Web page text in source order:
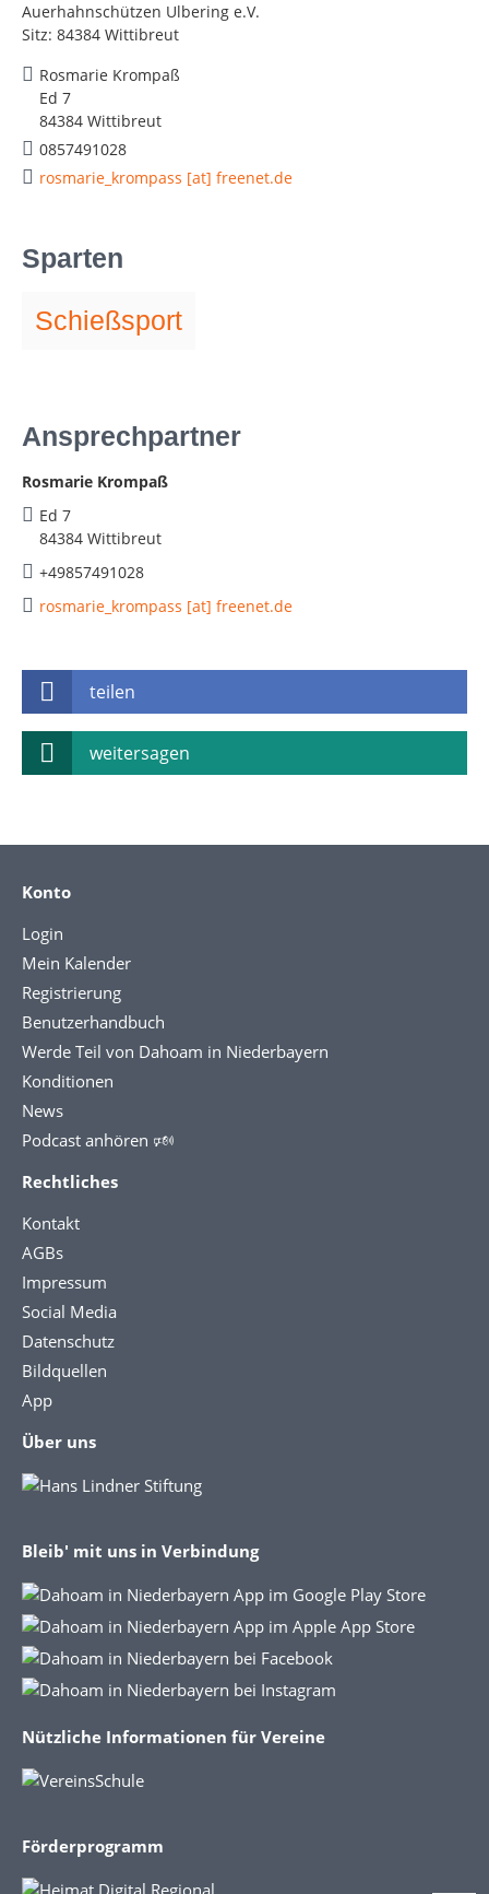
Auerhahnschützen Ulbering e.V.
Sitz: 84384 Wittibreut
Rosmarie Krompaß
Ed 7
84384 Wittibreut
0857491028
rosmarie_krompass [at] freenet.de
Sparten
Schießsport
Ansprechpartner
Rosmarie Krompaß
Ed 7
84384 Wittibreut
+49857491028
rosmarie_krompass [at] freenet.de
teilen
weitersagen
Konto
Login
Mein Kalender
Registrierung
Benutzerhandbuch
Werde Teil von Dahoam in Niederbayern
Konditionen
News
Podcast anhören 🕬
Rechtliches
Kontakt
AGBs
Impressum
Social Media
Datenschutz
Bildquellen
App
Über uns
Bleib' mit uns in Verbindung
Nützliche Informationen für Vereine
Förderprogramm